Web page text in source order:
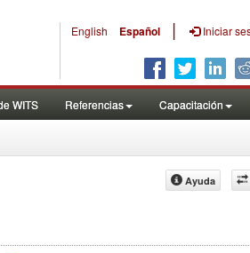
English Español | Iniciar
WITS Referencias Capacitación
Ayuda